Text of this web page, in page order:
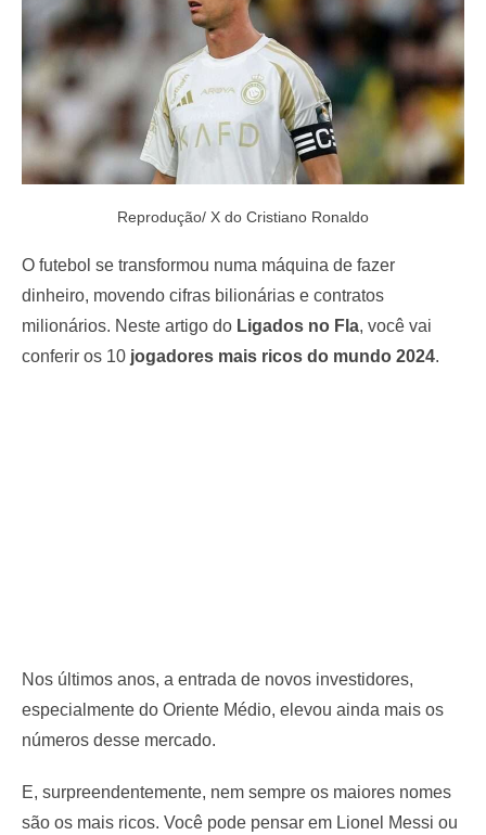
Reprodução/ X do Cristiano Ronaldo
O futebol se transformou numa máquina de fazer
dinheiro, movendo cifras bilionárias e contratos
milionários. Neste artigo do Ligados no Fla, você vai
conferir os 10 jogadores mais ricos do mundo 2024.
Nos últimos anos, a entrada de novos investidores,
especialmente do Oriente Médio, elevou ainda mais os
números desse mercado.
E, surpreendentemente, nem sempre os maiores nomes
são os mais ricos. Você pode pensar em Lionel Messi ou